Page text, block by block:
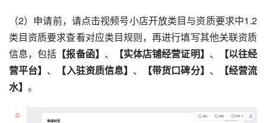
（2）申请前，请点击视频号小店开放类目与资质要求中1.2
类目资质要求查看对应类目规则，再进行填写其他关联资质
信息，包括 【报备函】 、 【实体店铺经营证明】 、
【以往经
营平台】 、 【入驻资质信息】 、 【带货口碑分】 、
【经营流
水】 。